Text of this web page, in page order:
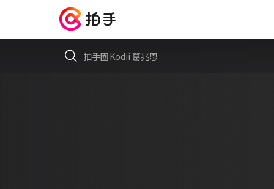
拍手圈Kodii 葛兆恩